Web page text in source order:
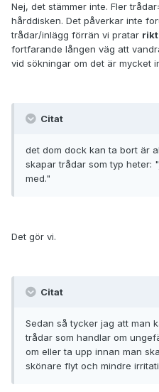
Nej, det stämmer inte. Fler
hårddisken. Det påverkar inte
trådar/inlägg förrän vi pratar
fortfarande lången väg att
vid sökningar om det är mycket
Citat
det dom dock kan ta bort är
skapar trådar som typ heter:
med."
Det gör vi.
Citat
Sedan så tycker jag att man
trådar som handlar om
om eller ta upp innan man
skönare flyt och mindre